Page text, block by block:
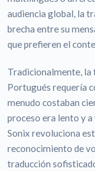
audiencia global, la
brecha entre su
que prefieren el
Tradicionalmente, la
Portugués requería
menudo costaban
proceso era lento y
Sonix revoluciona
reconocimiento de
traducción